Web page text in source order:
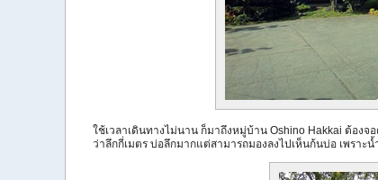
ใช้เวลาเดินทางไม่นาน ก็มาถึงหมู่บ้าน Oshino Hakkai ต้อง
ว่าลึกกี่เมตร บ่อลึกมากแต่สามารถมองลงไปเห็นก้นบ่อ เพรา